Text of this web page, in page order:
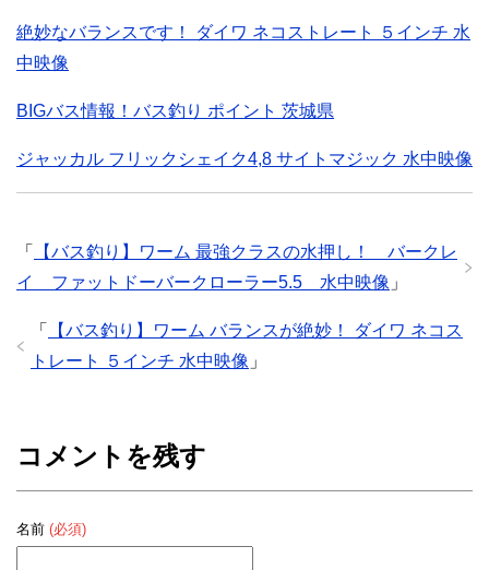
絶妙なバランスです！ ダイワ ネコストレート ５インチ 水
中映像
BIGバス情報！バス釣り ポイント 茨城県
ジャッカル フリックシェイク4,8 サイトマジック 水中映像
「
【バス釣り】ワーム 最強クラスの水押し！ バークレ
イ ファットドーバークローラー5.5 水中映像 」
「
【バス釣り】ワーム バランスが絶妙！ ダイワ ネコス
トレート ５インチ 水中映像 」
コメントを残す
名前 (必須)